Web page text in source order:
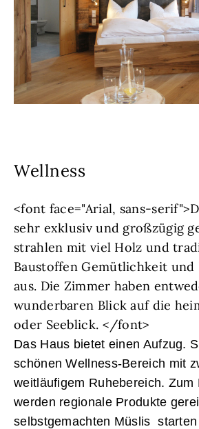
Wellness
<font face="Arial, sans-
sehr exklusiv und großzügig
strahlen mit viel Holz und
Baustoffen Gemütlichkeit und
aus. Die Zimmer haben
wunderbaren Blick auf die
oder Seeblick. </font>
Das Haus bietet einen Aufzug.
schönen Wellness-Bereich mit
weitläufigem Ruhebereich. Zum
werden regionale Produkte
selbstgemachten Müslis